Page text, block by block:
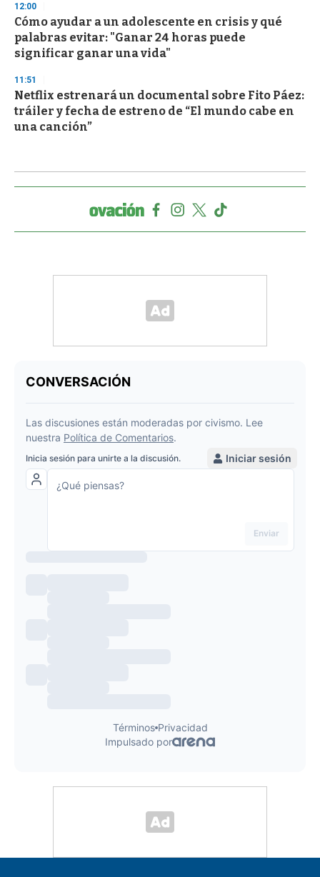
12:00
Cómo ayudar a un adolescente en crisis y qué
palabras evitar: "Ganar 24 horas puede
significar ganar una vida"
11:51
Netflix estrenará un documental sobre Fito Páez:
tráiler y fecha de estreno de “El mundo cabe en
una canción”